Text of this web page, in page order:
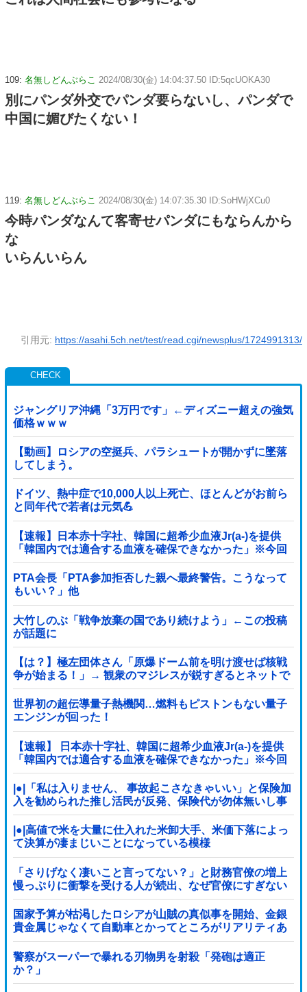
109: 名無しどんぶらこ 2024/08/30(金) 14:04:37.50 ID:5qcUOKA30
別にパンダ外交でパンダ要らないし、パンダで
中国に媚びたくない！
119: 名無しどんぶらこ 2024/08/30(金) 14:07:35.30 ID:SoHWjXCu0
今時パンダなんて客寄せパンダにもならんから
な
いらんいらん
引用元: https://asahi.5ch.net/test/read.cgi/newsplus/1724991313/
ジャングリア沖縄「3万円です」←ディズニー超えの強気
価格ｗｗｗ
【動画】ロシアの空挺兵、パラシュートが開かずに墜落
してしまう。
ドイツ、熱中症で10,000人以上死亡、ほとんどがお前ら
と同年代で若者は元気💪
【速報】日本赤十字社、韓国に超希少血液Jr(a-)を提供
「韓国内では適合する血液を確保できなかった」※今回
で4回目
PTA会長「PTA参加拒否した親へ最終警告。こうなって
もいい？」他
大竹しのぶ「戦争放棄の国であり続けよう」←この投稿
が話題に
【は？】極左団体さん「原爆ドーム前を明け渡せば核戦
争が始まる！」→ 観衆のマジレスが鋭すぎるとネットで
話題に → ｗｗｗｗｗｗｗｗｗｗｗｗ
世界初の超伝導量子熱機関…燃料もピストンもない量子
エンジンが回った！
【速報】 日本赤十字社、韓国に超希少血液Jr(a-)を提供
「韓国内では適合する血液を確保できなかった」※今回
で4回目
|●|「私は入りません、 事故起こさなきゃいい」と保険加
入を勧められた推し活民が反発、保険代が勿体無いし事
故起こしたとして……
|●|高値で米を大量に仕入れた米卸大手、米価下落によっ
て決算が凄まじいことになっている模様
「さりげなく凄いこと言ってない？」と財務官僚の増上
慢っぷりに衝撃を受ける人が続出、なぜ官僚にすぎない
財務省が……
国家予算が枯渇したロシアが山賊の真似事を開始、金銀
貴金属じゃなくて自動車とかってところがリアリティあ
りすぎる……
警察がスーパーで暴れる刃物男を射殺「発砲は適正
か？」